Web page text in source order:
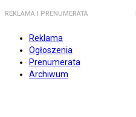
REKLAMA I PRENUMERATA
Reklama
Ogłoszenia
Prenumerata
Archiwum